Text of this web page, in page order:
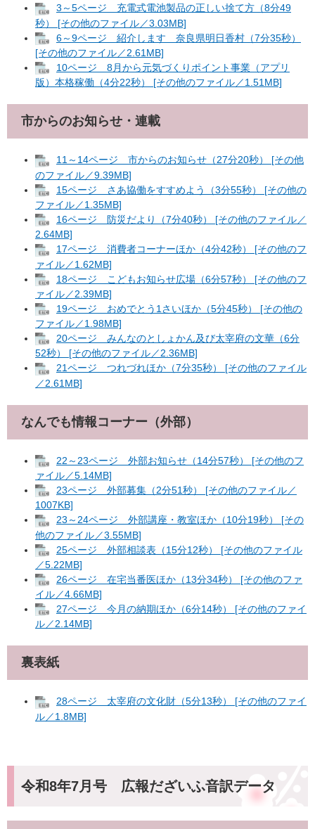
3～5ページ 充電式電池製品の正しい捨て方（8分49
秒） [その他のファイル／3.03MB]
6～9ページ 紹介します 奈良県明日香村（7分35秒）
[その他のファイル／2.61MB]
10ページ 8月から元気づくりポイント事業（アプリ
版）本格稼働（4分22秒） [その他のファイル／1.51MB]
市からのお知らせ・連載
11～14ページ 市からのお知らせ（27分20秒） [その他
のファイル／9.39MB]
15ページ さあ協働をすすめよう（3分55秒） [その他の
ファイル／1.35MB]
16ページ 防災だより（7分40秒） [その他のファイル／
2.64MB]
17ページ 消費者コーナーほか（4分42秒） [その他のフ
ァイル／1.62MB]
18ページ こどもお知らせ広場（6分57秒） [その他のフ
ァイル／2.39MB]
19ページ おめでとう1さいほか（5分45秒） [その他の
ファイル／1.98MB]
20ページ みんなのとしょかん及び太宰府の文華（6分
52秒） [その他のファイル／2.36MB]
21ページ つれづれほか（7分35秒） [その他のファイル
／2.61MB]
なんでも情報コーナー（外部）
22～23ページ 外部お知らせ（14分57秒） [その他のフ
ァイル／5.14MB]
23ページ 外部募集（2分51秒） [その他のファイル／
1007KB]
23～24ページ 外部講座・教室ほか（10分19秒） [その
他のファイル／3.55MB]
25ページ 外部相談表（15分12秒） [その他のファイル
／5.22MB]
26ページ 在宅当番医ほか（13分34秒） [その他のファ
イル／4.66MB]
27ページ 今月の納期ほか（6分14秒） [その他のファイ
ル／2.14MB]
裏表紙
28ページ 太宰府の文化財（5分13秒） [その他のファイ
ル／1.8MB]
令和8年7月号 広報だざいふ音訳データ